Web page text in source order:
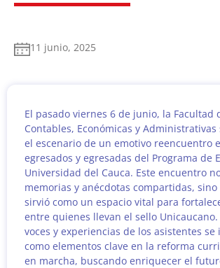
11 junio, 2025
El pasado viernes 6 de junio, la Facultad
Contables, Económicas y
el escenario de un emotivo reencuentro
egresados y egresadas del Programa de
Universidad del Cauca. Este encuentro
memorias y anécdotas compartidas,
sirvió como un espacio vital para
entre quienes llevan el sello Unicaucano.
voces y experiencias de los asistentes
como elementos clave en la reforma
en marcha, buscando enriquecer el